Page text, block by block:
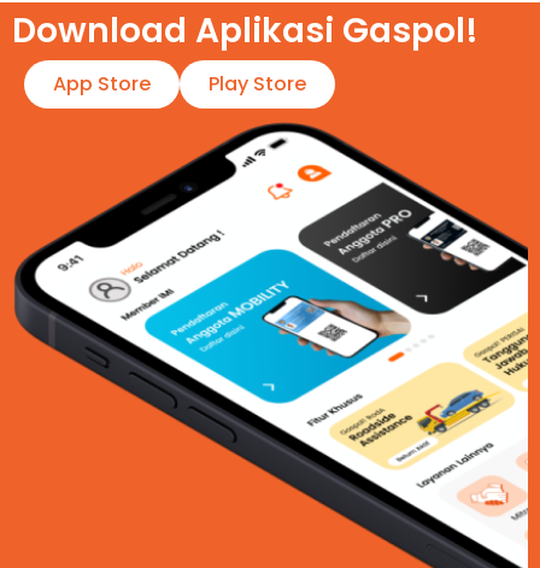
Download Aplikasi Gaspol!​
App Store Play Store